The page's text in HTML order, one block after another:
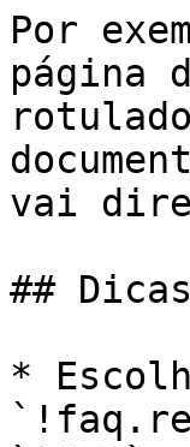
Por
página
vai
## Dicas
*